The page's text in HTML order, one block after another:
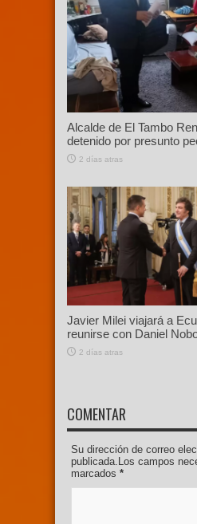
Alcalde de El Tambo
detenido por presunto
2 días atras
Javier Milei viajará a
reunirse con Daniel
2 días atras
COMENTAR
Su dirección de correo
publicada.Los campos
marcados *